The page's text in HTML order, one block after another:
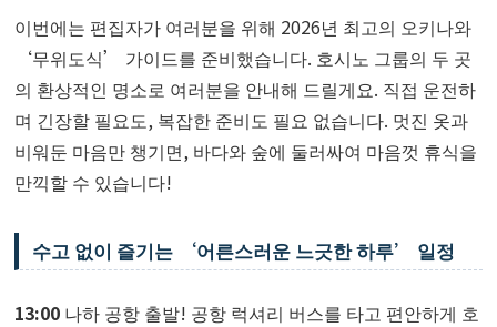
이번에는 편집자가 여러분을 위해 2026년 최고의 오키나와
‘무위도식’ 가이드를 준비했습니다. 호시노 그룹의 두 곳
의 환상적인 명소로 여러분을 안내해 드릴게요. 직접 운전하
며 긴장할 필요도, 복잡한 준비도 필요 없습니다. 멋진 옷과
비워둔 마음만 챙기면, 바다와 숲에 둘러싸여 마음껏 휴식을
만끽할 수 있습니다!
수고 없이 즐기는 ‘어른스러운 느긋한 하루’ 일정
13:00 나하 공항 출발! 공항 럭셔리 버스를 타고 편안하게 호